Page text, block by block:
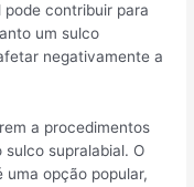
pode contribuir para
um sulco
negativamente a
a procedimentos
supralabial. O
opção popular,